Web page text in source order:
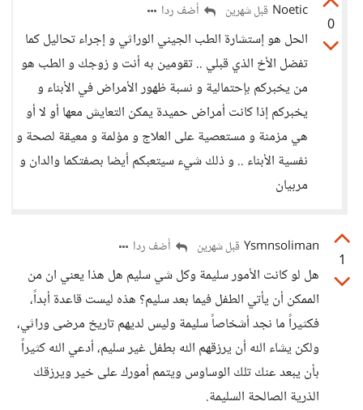
0
Noetic قبل شهرين أضف ردا
الحل هو إستشارة الطب الجيني الوراثي و إجراء تحاليل كما
تفضل الأخ الذي قبلي .. تقومين به أنت و زوجك و الطب هو
من يخبركم بإحتمالية و نسبة ظهور الأمراض في الأبناء و
يخبركم إذا كانت أمراض حميدة يمكن التعايش معها أو لا أو
هي مزمنة و مستعصية على العلاج و مؤلمة و معيقة لصحة و
نفسية الأبناء .. و ذلك شيء سيتعبكم أيضا بصفتكما والدان و
مربيان
1
Ysmnsoliman قبل شهرين أضف ردا
هل لو كانت الأمور سليمة وكل شي سليم هل هذا يعني ان من
الممكن أن يأتي الطفل فيما بعد سليم؟ هذه ليست قاعدة أبداً،
فكثيراً ما نجد أشخاصاً سليمة وليس لديهم تاريخ مرضى وراثي،
ولكن يشاء الله أن يرزقهم الله بطفل غير سليم، أدعي الله كثيراً
بأن يبعد عنك تلك الوساوس ويتمم أمورك على خير ويرزقك
الذرية الصالحة السليمة.